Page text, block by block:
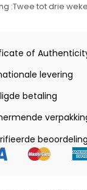
:Twee tot drie
of
levering
betaling